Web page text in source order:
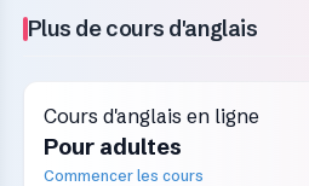
Plus de cours d'anglais
Cours d'anglais en ligne
Pour adultes
Commencer les cours